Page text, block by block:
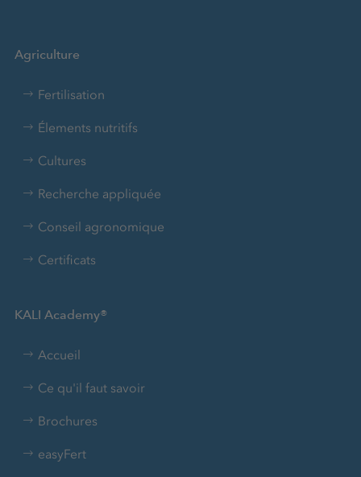
Agriculture
Fertilisation
Élements nutritifs
Cultures
Recherche appliquée
Conseil agronomique
Certificats
KALI Academy®
Accueil
Ce qu'il faut savoir
Brochures
easyFert